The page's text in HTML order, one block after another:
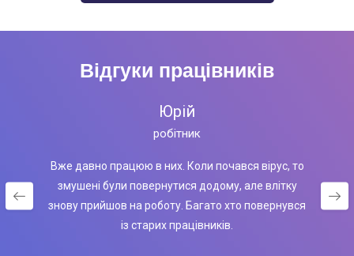
Відгуки працівників
Юрій
робітник
Вже давно працюю в них. Коли почався вірус, то
змушені були повернутися додому, але влітку
знову прийшов на роботу. Багато хто повернувся
із старих працівників.